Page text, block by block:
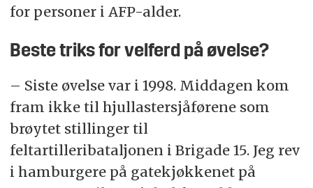
for personer i AFP-alder.
Beste triks for velferd på øvelse?
– Siste øvelse var i 1998. Middagen kom
fram ikke til hjullastersjåførene som
brøytet stillinger til
feltartilleribataljonen i Brigade 15. Jeg rev
i hamburgere på gatekjøkkenet på